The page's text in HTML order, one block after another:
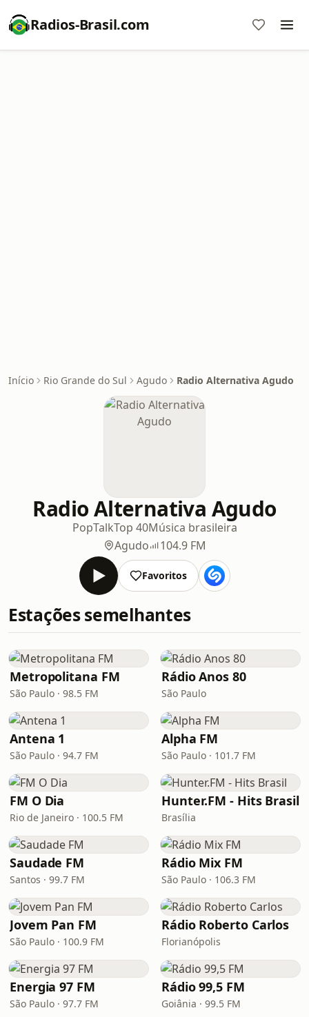
Radios-Brasil.com
Início Rio Grande do Sul Agudo Radio Alternativa Agudo
Radio Alternativa Agudo
PopTalkTop 40Música brasileira
Agudo
104.9 FM
Favoritos
Estações semelhantes
Metropolitana FM
São Paulo · 98.5 FM
Rádio Anos 80
São Paulo
Antena 1
São Paulo · 94.7 FM
Alpha FM
São Paulo · 101.7 FM
FM O Dia
Rio de Janeiro · 100.5 FM
Hunter.FM - Hits Brasil
Brasília
Saudade FM
Santos · 99.7 FM
Rádio Mix FM
São Paulo · 106.3 FM
Jovem Pan FM
São Paulo · 100.9 FM
Rádio Roberto Carlos
Florianópolis
Energia 97 FM
São Paulo · 97.7 FM
Rádio 99,5 FM
Goiânia · 99.5 FM